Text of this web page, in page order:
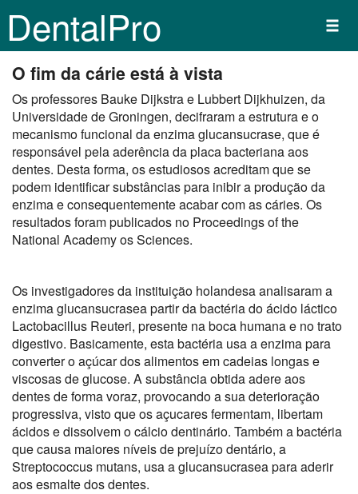
DentalPro
O fim da cárie está à vista
Os professores Bauke Dijkstra e Lubbert Dijkhuizen, da
Universidade de Groningen, decifraram a estrutura e o
mecanismo funcional da enzima glucansucrase, que é
responsável pela aderência da placa bacteriana aos
dentes. Desta forma, os estudiosos acreditam que se
podem identificar substâncias para inibir a produção da
enzima e consequentemente acabar com as cáries. Os
resultados foram publicados no Proceedings of the
National Academy os Sciences.
Os investigadores da instituição holandesa analisaram a
enzima glucansucrasea partir da bactéria do ácido láctico
Lactobacillus Reuteri, presente na boca humana e no trato
digestivo. Basicamente, esta bactéria usa a enzima para
converter o açúcar dos alimentos em cadeias longas e
viscosas de glucose. A substância obtida adere aos
dentes de forma voraz, provocando a sua deterioração
progressiva, visto que os açucares fermentam, libertam
ácidos e dissolvem o cálcio dentinário. Também a bactéria
que causa maiores níveis de prejuízo dentário, a
Streptococcus mutans, usa a glucansucrasea para aderir
aos esmalte dos dentes.